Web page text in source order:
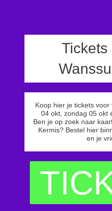
Tickets
Koop hier je tickets
04 okt, zondag 05 okt
Ben je op zoek naar
Kermis? Bestel hier
en je